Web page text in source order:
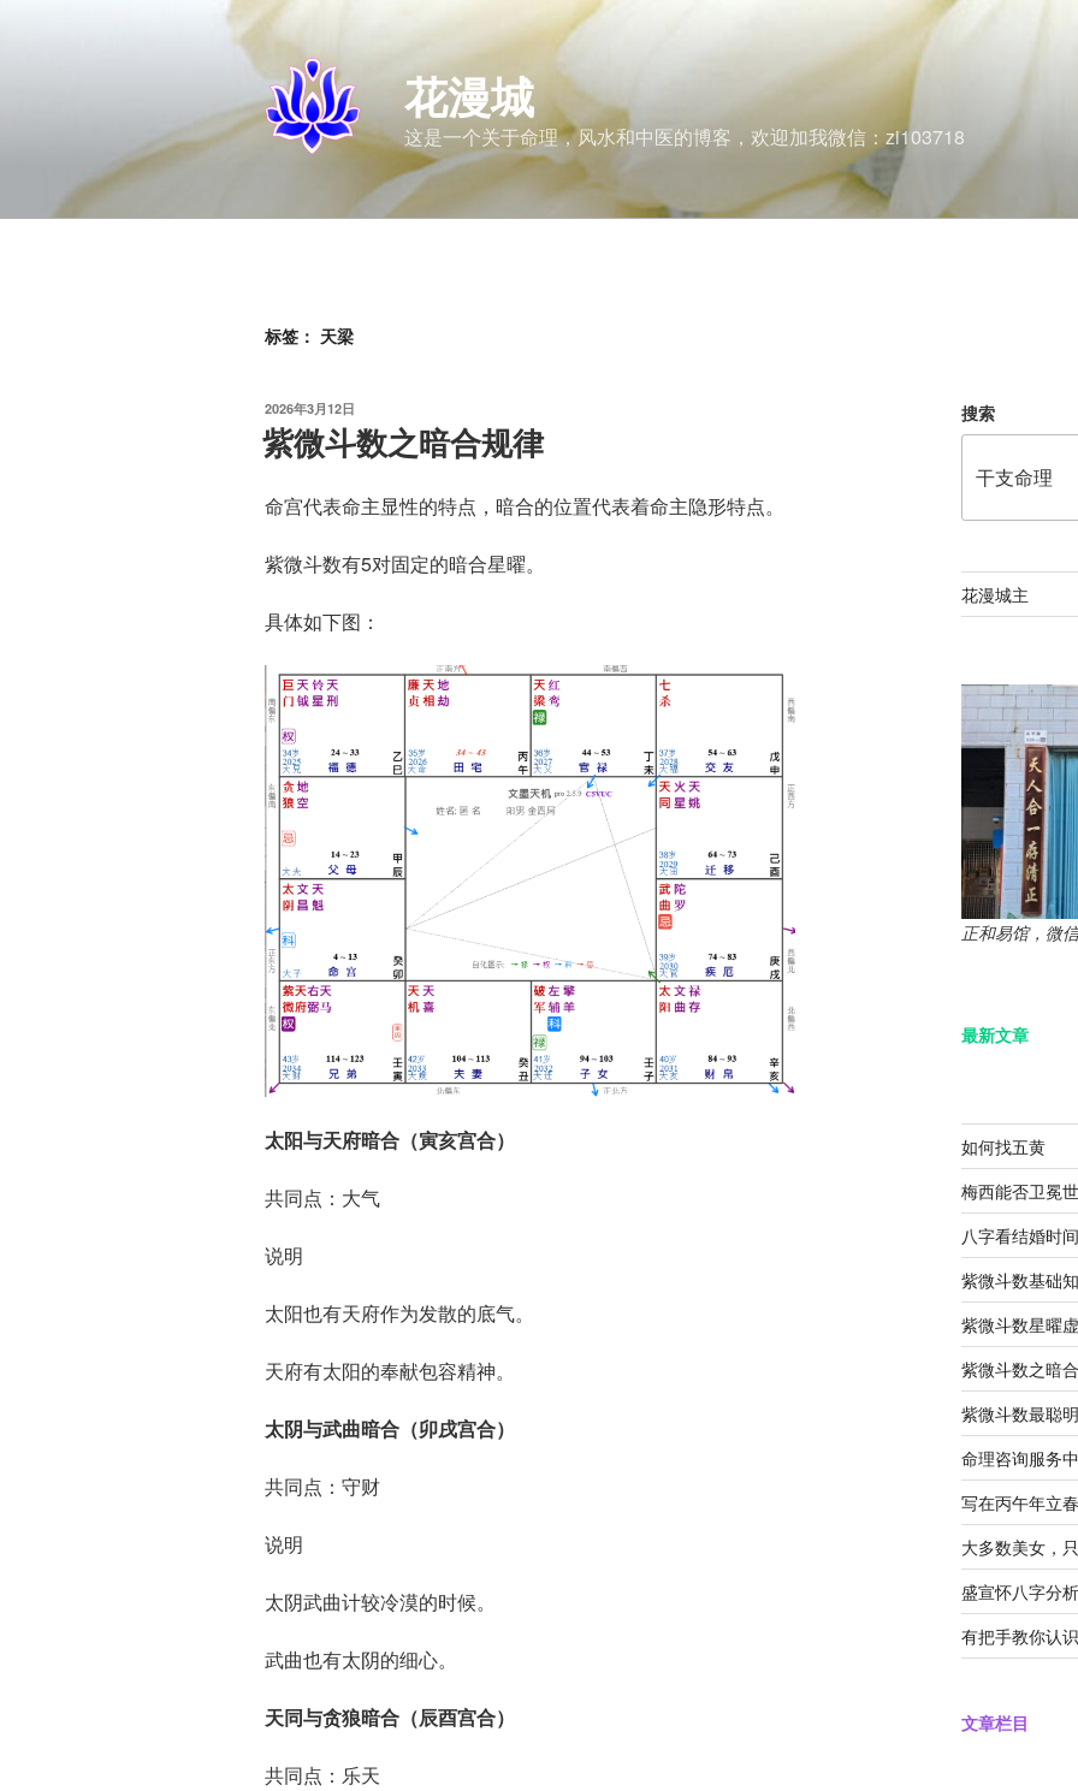
花漫城
这是一个关于命理，风水和中医的博客，欢迎加我微信：zi103718
标签： 天梁
发
布
于
2026年3月12日
紫微斗数之暗合规律
命宫代表命主显性的特点，暗合的位置代表着命主隐形特点。
紫微斗数有5对固定的暗合星曜。
具体如下图：
太阳与天府暗合（寅亥宫合）
共同点：大气
说明
太阳也有天府作为发散的底气。
天府有太阳的奉献包容精神。
太阴与武曲暗合（卯戌宫合）
共同点：守财
说明
太阴武曲计较冷漠的时候。
武曲也有太阴的细心。
天同与贪狼暗合（辰酉宫合）
共同点：乐天
搜索
花漫城主
正和易馆，微
最新文章
如何找五黄
梅西能否卫冕
八字看结婚时间
紫微斗数基础
紫微斗数星曜
紫微斗数之暗
紫微斗数最聪
命理咨询服务
写在丙午年立春
大多数美女，
盛宣怀八字分析
有把手教你认
文章栏目